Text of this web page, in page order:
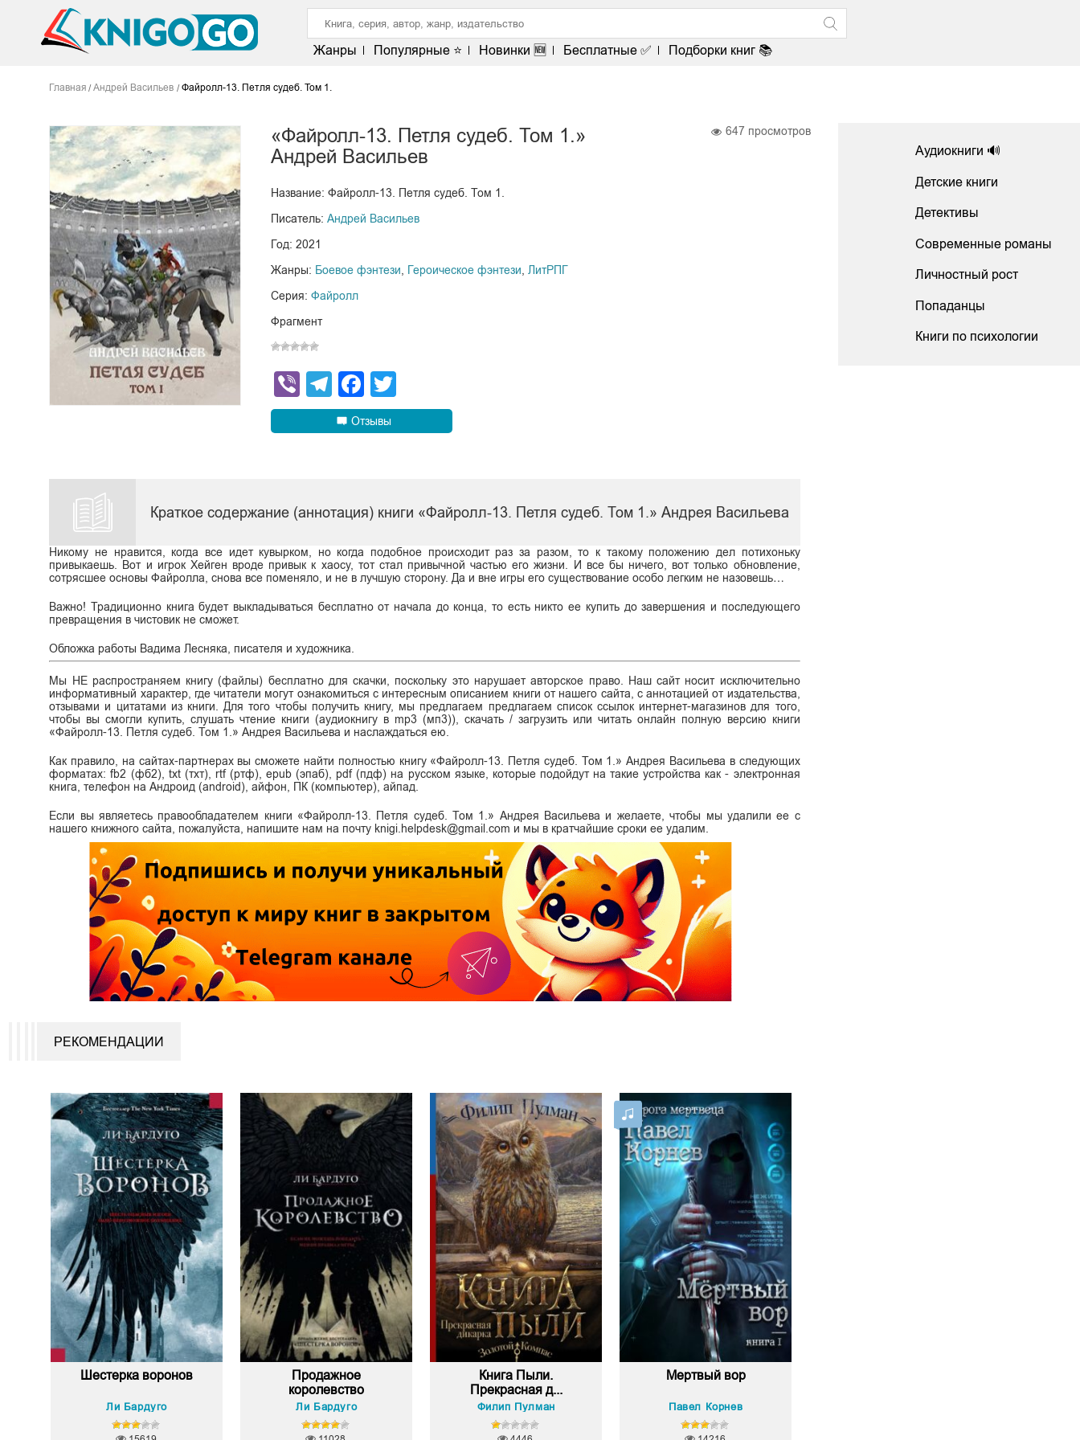
Жанры Популярные ⭐ Новинки 🆕 Бесплатные ✅ Подборки книг 📚
Главная Андрей Васильев Файролл-13. Петля судеб. Том 1.
«Файролл-13. Петля судеб. Том 1.»
Андрей Васильев
Название: Файролл-13. Петля судеб. Том 1.
Писатель: Андрей Васильев
Год: 2021
Жанры: Боевое фэнтези Героическое фэнтези
ЛитРПГ
Серия: Файролл
Фрагмент
ViberTelegram
Facebook
Отзывы
647 просмотров
Краткое содержание (аннотация) книги «Файролл-13. Петля судеб. Том 1.» Андрея Васильева
Никому не нравится, когда все идет кувырком, но когда подобное происходит раз за разом, то к такому положению дел потихоньку
привыкаешь. Вот и игрок Хейген вроде привык к хаосу, тот стал привычной частью его жизни. И все бы ничего, вот только обновление,
сотрясшее основы Файролла, снова все поменяло, и не в лучшую сторону. Да и вне игры его существование особо легким не назовешь…
Важно! Традиционно книга будет выкладываться бесплатно от начала до конца, то есть никто ее купить до завершения и последующего
превращения в чистовик не сможет.
Обложка работы Вадима Лесняка, писателя и художника.
Мы НЕ распространяем книгу (файлы) бесплатно для скачки, поскольку это нарушает авторское право. Наш сайт носит исключительно
информативный характер, где читатели могут ознакомиться с интересным описанием книги от нашего сайта, с аннотацией от издательства,
отзывами и цитатами из книги. Для того чтобы получить книгу, мы предлагаем предлагаем список ссылок интернет-магазинов для того,
чтобы вы смогли купить, слушать чтение книги (аудиокнигу в mp3 (мп3)), скачать / загрузить или читать онлайн полную версию книги
«Файролл-13. Петля судеб. Том 1.» Андрея Васильева и наслаждаться ею.
Как правило, на сайтах-партнерах вы сможете найти полностью книгу «Файролл-13. Петля судеб. Том 1.» Андрея Васильева в следующих
форматах: fb2 (фб2), txt (тхт), rtf (ртф), epub (эпаб), pdf (пдф) на русском языке, которые подойдут на такие устройства как - электронная
книга, телефон на Андроид (android), айфон, ПК (компьютер), айпад.
Если вы являетесь правообладателем книги «Файролл-13. Петля судеб. Том 1.» Андрея Васильева и желаете, чтобы мы удалили ее с
нашего книжного сайта, пожалуйста, напишите нам на почту knigi.helpdesk@gmail.com и мы в кратчайшие сроки ее удалим.
РЕКОМЕНДАЦИИ
Шестерка воронов
Ли Бардуго
Продажное
королевство
Ли Бардуго
Книга Пыли.
Прекрасная д...
Филип Пулман
Мертвый вор
Павел Корнев
Аудиокниги 🔊
Детские книги
Детективы
Современные романы
Личностный рост
Попаданцы
Книги по психологии